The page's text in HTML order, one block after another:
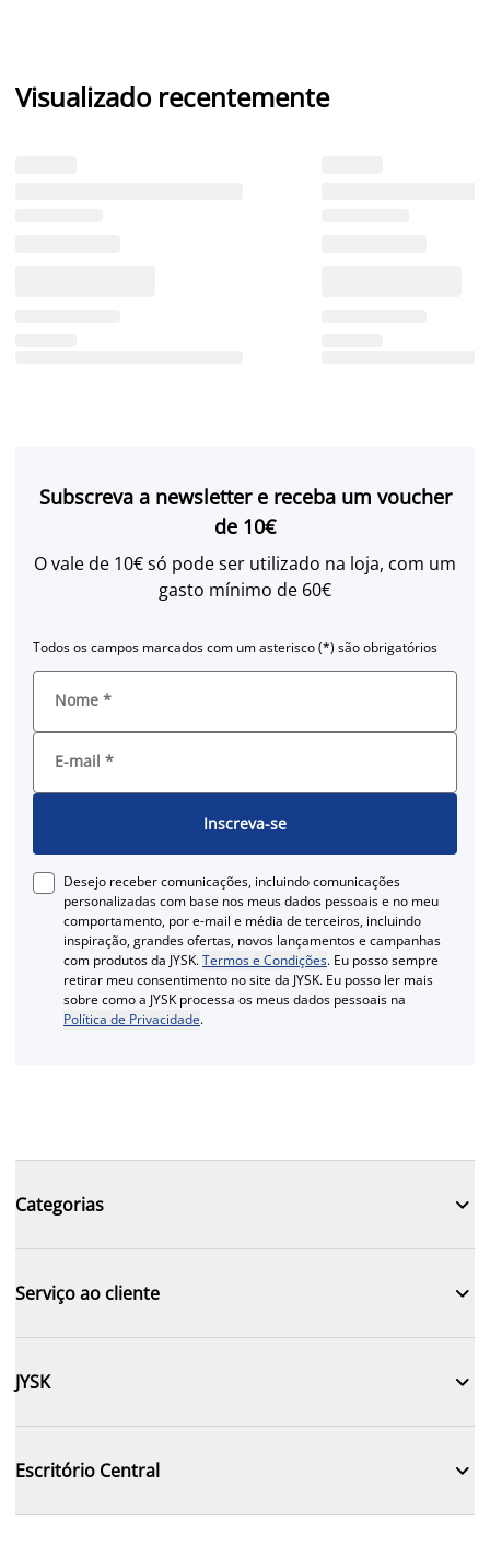
Visualizado recentemente
Subscreva a newsletter e receba um voucher
de 10€
O vale de 10€ só pode ser utilizado na loja, com um
gasto mínimo de 60€
Todos os campos marcados com um asterisco (*) são obrigatórios
Nome *
E-mail *
Inscreva-se
Desejo receber comunicações, incluindo comunicações
personalizadas com base nos meus dados pessoais e no meu
comportamento, por e-mail e média de terceiros, incluindo
inspiração, grandes ofertas, novos lançamentos e campanhas
com produtos da JYSK.Termos e Condições. Eu posso sempre
retirar meu consentimento no site da JYSK. Eu posso ler mais
sobre como a JYSK processa os meus dados pessoais na
Política de Privacidade.
Categorias 
Serviço ao cliente 
JYSK 
Escritório Central 